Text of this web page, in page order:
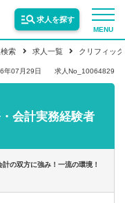
MENU
求人を探す
索 求人一覧 クリフィッ
年07月29日 求人No_10064829
会計実務経験者
の双方に強み！一流の環境！